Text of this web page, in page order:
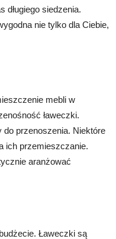
długiego siedzenia.
nie tylko dla Ciebie,
mebli w
ławeczki.
do przenoszenia. Niektóre
ich przemieszczanie.
aranżować
Ławeczki są